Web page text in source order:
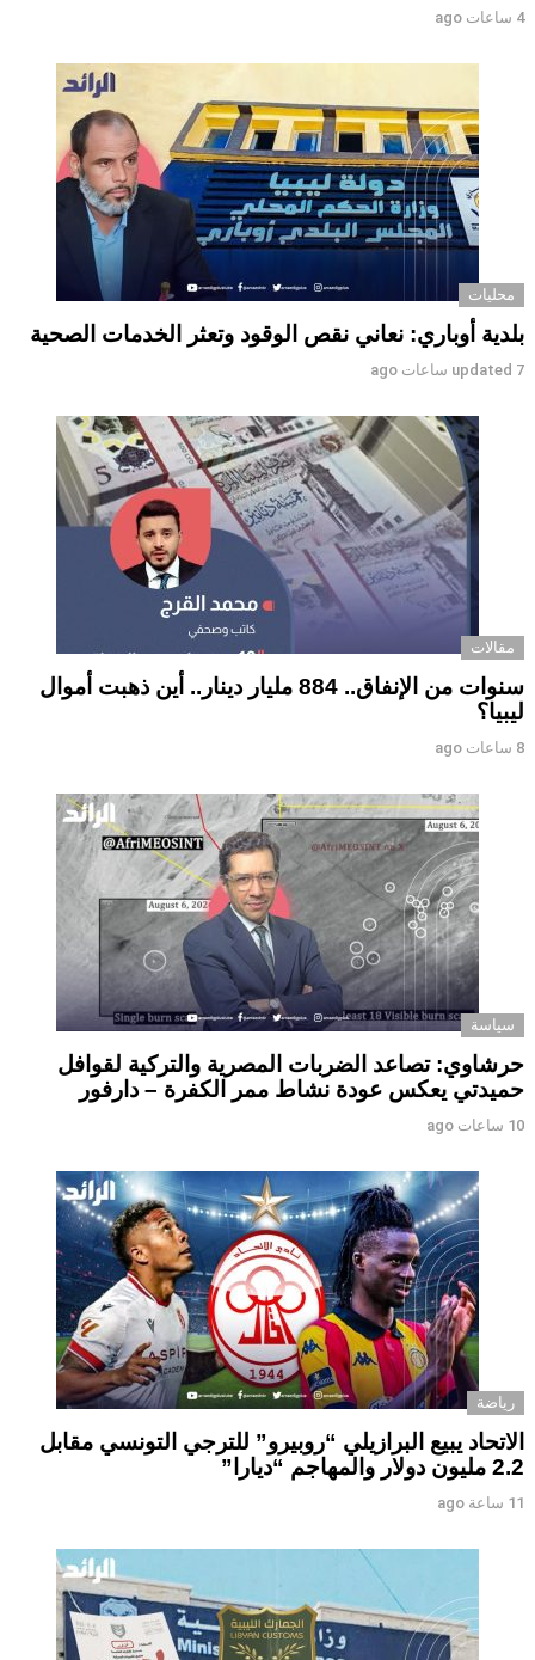
4 ساعات ago
محليات
بلدية أوباري: نعاني نقص الوقود وتعثر الخدمات الصحية
updated 7 ساعات ago
مقالات
سنوات من الإنفاق.. 884 مليار دينار.. أين ذهبت أموال
ليبيا؟
8 ساعات ago
سياسة
حرشاوي: تصاعد الضربات المصرية والتركية لقوافل
حميدتي يعكس عودة نشاط ممر الكفرة – دارفور
10 ساعات ago
رياضة
الاتحاد يبيع البرازيلي “روبيرو” للترجي التونسي مقابل
2.2 مليون دولار والمهاجم “ديارا”
11 ساعة ago